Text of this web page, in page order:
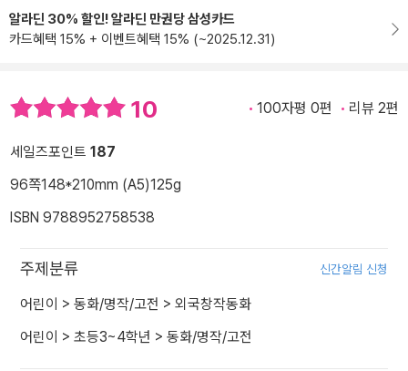
알라딘 30% 할인! 알라딘 만권당 삼성카드
카드혜택 15% + 이벤트혜택 15% (~2025.12.31)
10 100자평 0편 리뷰 2편
세일즈포인트 187
96쪽148*210mm (A5)125g
ISBN 9788952758538
주제분류 신간알림 신청
어린이 > 동화/명작/고전 > 외국창작동화
어린이 > 초등3~4학년 > 동화/명작/고전